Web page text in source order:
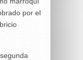
por el